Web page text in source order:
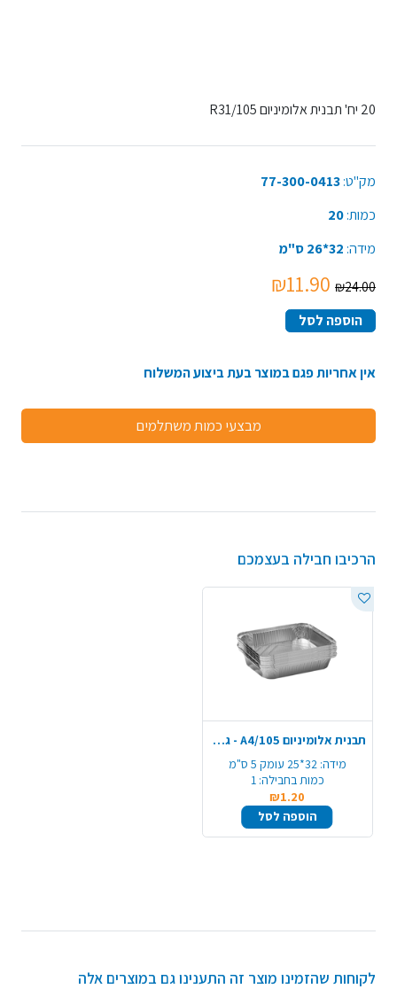
20 יח' תבנית אלומיניום 105/R31
מק"ט:77-300-0413
כמות:20
מידה: 32*26 ס"מ
₪24.00
₪11.90
הוספה לסל
אין אחריות פגם במוצר בעת ביצוע המשלוח
מבצעי כמות משתלמים
הרכיבו חבילה בעצמכם
תבנית אלומיניום A4/105 - גדול
מידה: 32*25 עומק 5 ס"מ
כמות בחבילה: 1
₪1.20
הוספה לסל
לקוחות שהזמינו מוצר זה התענינו גם במוצרים אלה